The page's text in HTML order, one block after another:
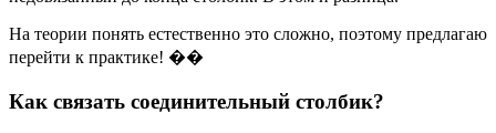
На теории понять естественно это сложно, поэтому предлагаю
перейти к практике! ��
Как связать соединительный столбик?